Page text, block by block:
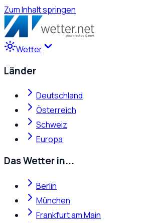
Zum Inhalt springen
Wetter
Länder
Deutschland
Österreich
Schweiz
Europa
Das Wetter in...
Berlin
München
Frankfurt am Main